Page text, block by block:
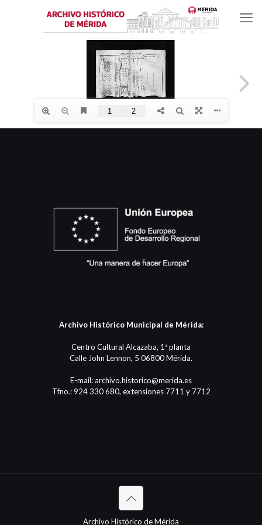
Archivo Histórico Municipal de Mérida:
Centro Cultural Alcazaba, 1ª planta
Calle John Lennon, 5 06800 Mérida.
E-mail: archivo.historico@merida.es
Tfno.: 924 330 680, extensiones 7711 y 7712
Archivo Histórico de Mérida